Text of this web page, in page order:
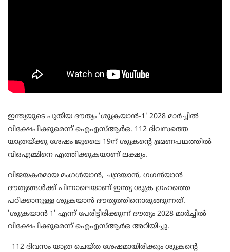
ഇന്ത്യയുടെ പുതിയ ദൗത്യം 'ശുക്രയാന്‍-1' 2028 മാര്‍ച്ചില്‍
വിക്ഷേപിക്കുമെന്ന് ഐഎസ്ആര്‍ഒ. 112 ദിവസത്തെ
യാത്രയ്ക്കു ശേഷം ജൂലൈ 19ന് ശുക്രന്റെ ഭ്രമണപഥത്തില്‍
വിഒഎമ്മിനെ എത്തിക്കുകയാണ് ലക്ഷ്യം.
വിജയകരമായ മംഗള്‍യാന്‍, ചന്ദ്രയാന്‍, ഗഗന്‍യാന്‍
ദൗത്യങ്ങള്‍ക്ക് പിന്നാലെയാണ് ഇന്ത്യ ശുക്ര ഗ്രഹത്തെ
പഠിക്കാനുള്ള ശുക്രയാന്‍ ദൗത്യത്തിനൊരുങ്ങുന്നത്.
'ശുക്രയാന്‍ 1' എന്ന് പേരിട്ടിരിക്കുന്ന് ദൗത്യം 2028 മാര്‍ച്ചില്‍
വിക്ഷേപിക്കുമെന്ന് ഐഎസ്ആര്‍ഒ അറിയിച്ചു.
112 ദിവസം യാത്ര ചെയ്ത ശേഷമായിരിക്കും ശുക്രന്റെ